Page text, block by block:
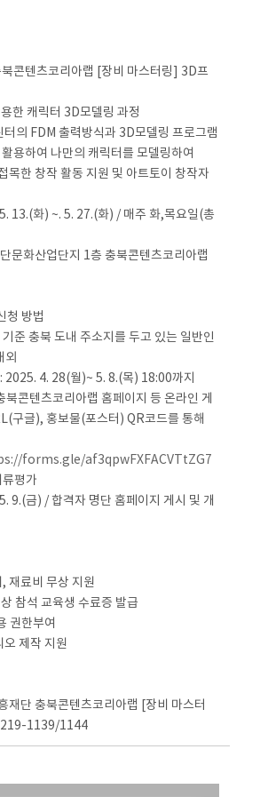
콘텐츠코리아랩 [장비 마스터링] 3D프
한 캐릭터 3D모델링 과정
터의 FDM 출력방식과 3D모델링 프로그램
용하여 나만의 캐릭터를 모델링하여
목한 창작 활동 지원 및 아트토이 창작자
13.(화) ~. 5. 27.(화) / 매주 화,목요일(총
문화산업단지 1층 충북콘텐츠코리아랩
청 방법
준 충북 도내 주소지를 두고 있는 일반인
외
2025. 4. 28(월)~ 5. 8.(목) 18:00까지
북콘텐츠코리아랩 홈페이지 등 온라인 게
구글), 홍보물(포스터) QR코드를 통해
forms.gle/af3qpwFXFACVTtZG7
류평가
9.(금) / 합격자 명단 홈페이지 게시 및 개
재료비 무상 지원
참석 교육생 수료증 발급
권한부여
제작 지원
재단 충북콘텐츠코리아랩 [장비 마스터
1139/1144